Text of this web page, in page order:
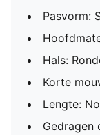
Pasvorm:
Hals:
Korte
Lengte:
Gedragen